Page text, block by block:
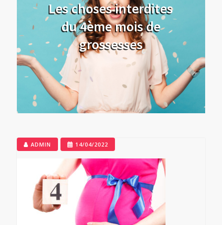
Les choses interdites
du 4ème mois de
grossesses
ADMIN 14/04/2022